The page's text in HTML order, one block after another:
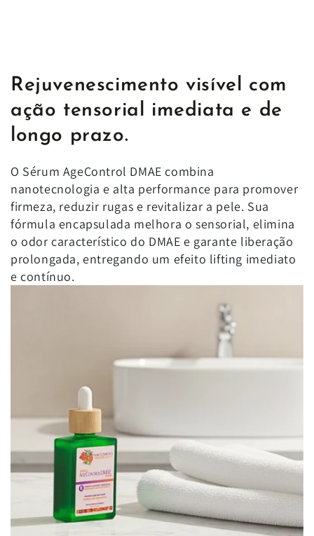
Rejuvenescimento visível com
ação tensorial imediata e de
longo prazo.
O Sérum AgeControl DMAE combina
nanotecnologia e alta performance para promover
firmeza, reduzir rugas e revitalizar a pele. Sua
fórmula encapsulada melhora o sensorial, elimina
o odor característico do DMAE e garante liberação
prolongada, entregando um efeito lifting imediato
e contínuo.